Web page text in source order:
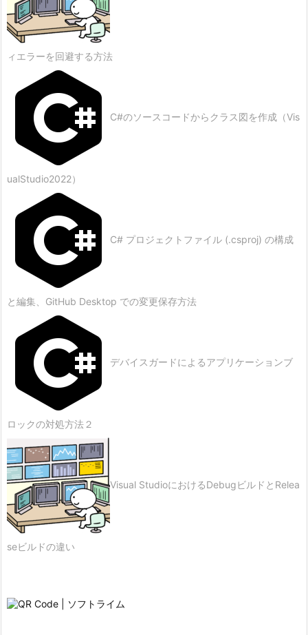
ィエラーを回避する方法
C#のソースコードからクラス図を作成（Vis
ualStudio2022）
C# プロジェクトファイル (.csproj) の構成
と編集、GitHub Desktop での変更保存方法
デバイスガードによるアプリケーションブ
ロックの対処方法２
Visual StudioにおけるDebugビルドとRelea
seビルドの違い